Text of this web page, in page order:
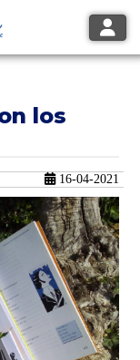
los
16-04-2021